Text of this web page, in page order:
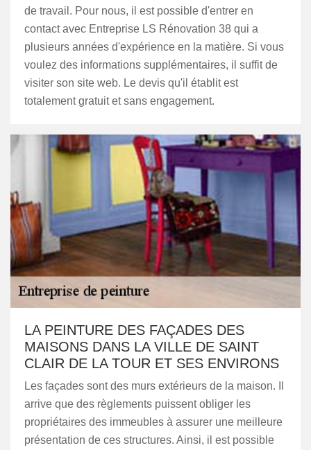
de travail. Pour nous, il est possible d'entrer en
contact avec Entreprise LS Rénovation 38 qui a
plusieurs années d'expérience en la matière. Si vous
voulez des informations supplémentaires, il suffit de
visiter son site web. Le devis qu'il établit est
totalement gratuit et sans engagement.
LA PEINTURE DES FAÇADES DES
MAISONS DANS LA VILLE DE SAINT
CLAIR DE LA TOUR ET SES ENVIRONS
Les façades sont des murs extérieurs de la maison. Il
arrive que des règlements puissent obliger les
propriétaires des immeubles à assurer une meilleure
présentation de ces structures. Ainsi, il est possible